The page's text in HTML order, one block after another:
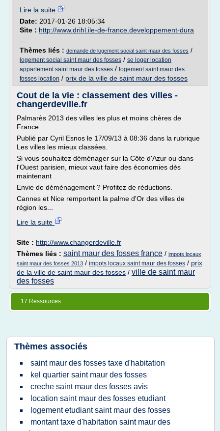
Lire la suite
Date: 2017-01-26 18:05:34
Site : http://www.drihl.ile-de-france.developpement-dura
Thèmes liés : demande de logement social saint maur des fosses /
logement social saint maur des fosses / se loger location
appartement saint maur des fosses / logement saint maur des
fosses location / prix de la ville de saint maur des fosses
Cout de la vie : classement des villes -
changerdeville.fr
Palmarès 2013 des villes les plus et moins chères de
France
Publié par Cyril Esnos le 17/09/13 à 08:36 dans la rubrique
Les villes les mieux classées.
Si vous souhaitez déménager sur la Côte d'Azur ou dans
l'Ouest parisien, mieux vaut faire des économies dès
maintenant
Envie de déménagement ? Profitez de réductions.
Cannes et Nice remportent la palme d'Or des villes de
région les...
Lire la suite
Site : http://www.changerdeville.fr
Thèmes liés : saint maur des fosses france / impots locaux
saint maur des fosses 2013 / impots locaux saint maur des fosses / prix
de la ville de saint maur des fosses / ville de saint maur
des fosses
17 Ressources
Thèmes associés
saint maur des fosses taxe d'habitation
kel quartier saint maur des fosses
creche saint maur des fosses avis
location saint maur des fosses etudiant
logement etudiant saint maur des fosses
montant taxe d'habitation saint maur des